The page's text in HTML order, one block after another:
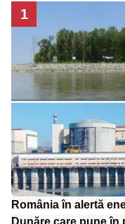
1
România în alertă
Dunăre care pune în